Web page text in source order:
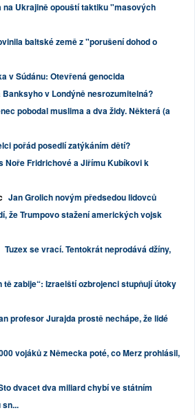
na Ukrajině opouští taktiku "masových
baltské země z "porušení dohod o
v Súdánu: Otevřená genocida
v Londýně nesrozumitelná?
pobodal muslima a dva židy. Některá (a
pořád posedlí zatýkáním dětí?
Noře Fridrichové a Jiřímu Kubíkovi k
Jan Grolich novým předsedou lidovců
že Trumpovo stažení amerických vojsk
Tuzex se vrací. Tentokrát neprodává džíny,
tě zabije“: Izraelští ozbrojenci stupňují útoky
profesor Jurajda prostě nechápe, že lidé
vojáků z Německa poté, co Merz prohlásil,
dvacet dva miliard chybí ve státním